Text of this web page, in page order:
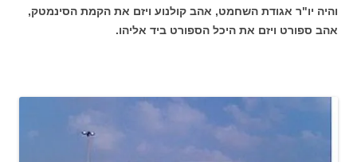
והיה יו"ר אגודת השחמט, אהב קולנוע ויזם את הקמת הסינמטק,
אהב ספורט ויזם את היכל הספורט ביד אליהו.